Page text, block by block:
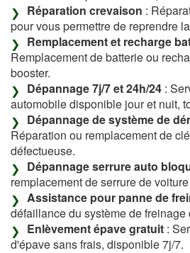
Réparation crevaison :
pour vous permettre de reprendre
Remplacement et recharge
Remplacement de batterie ou
booster.
Dépannage 7j/7 et 24h/24 :
automobile disponible jour et nuit,
Dépannage de système de
Réparation ou remplacement de
défectueuse.
Dépannage serrure auto
remplacement de serrure de
Assistance pour panne de
défaillance du système de freinage
Enlèvement épave gratuit :
d'épave sans frais, disponible 7j/7.